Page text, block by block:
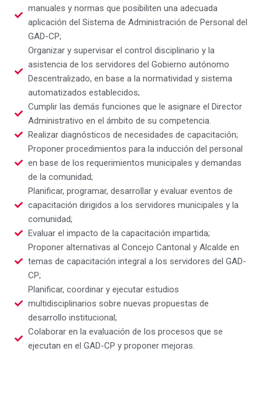
manuales y normas que posibiliten una adecuada
aplicación del Sistema de Administración de Personal del
GAD-CP;
Organizar y supervisar el control disciplinario y la
asistencia de los servidores del Gobierno autónomo
Descentralizado, en base a la normatividad y sistema
automatizados establecidos;
Cumplir las demás funciones que le asignare el Director
Administrativo en el ámbito de su competencia.
Realizar diagnósticos de necesidades de capacitación;
Proponer procedimientos para la inducción del personal
en base de los requerimientos municipales y demandas
de la comunidad;
Planificar, programar, desarrollar y evaluar eventos de
capacitación dirigidos a los servidores municipales y la
comunidad;
Evaluar el impacto de la capacitación impartida;
Proponer alternativas al Concejo Cantonal y Alcalde en
temas de capacitación integral a los servidores del GAD-
CP;
Planificar, coordinar y ejecutar estudios
multidisciplinarios sobre nuevas propuestas de
desarrollo institucional;
Colaborar en la evaluación de los procesos que se
ejecutan en el GAD-CP y proponer mejoras.